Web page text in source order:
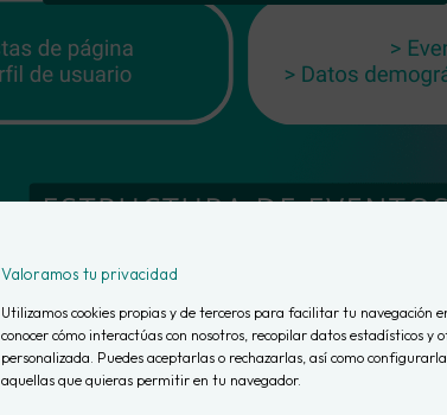
Valoramos tu privacidad
Utilizamos cookies propias y de terceros para facilitar tu navegación
conocer cómo interactúas con nosotros, recopilar datos estadísticos y
personalizada. Puedes aceptarlas o rechazarlas, así como
aquellas que quieras permitir en tu navegador.